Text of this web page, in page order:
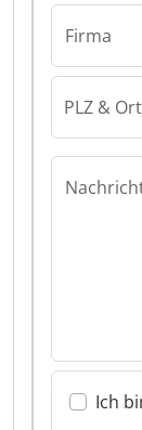
Firma
PLZ & Ort
Ich